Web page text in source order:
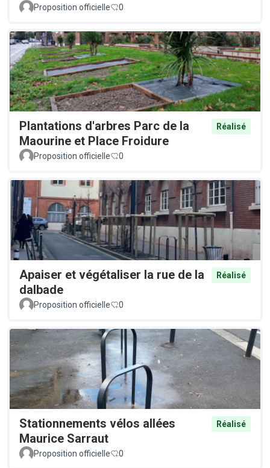
Proposition officielle 0
Plantations d'arbres Parc de la
Maourine et Place Froidure
Réalisé
Proposition officielle 0
Apaiser et végétaliser la rue de la
dalbade
Réalisé
Proposition officielle 0
Stationnements vélos allées
Maurice Sarraut
Réalisé
Proposition officielle 0